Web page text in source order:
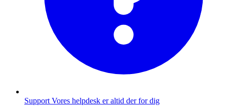
Support Vores helpdesk er altid der for dig